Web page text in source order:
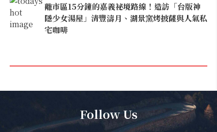
離市區15分鐘的嘉義祕境路線！造訪「台版神
隱少女湯屋」清豐濤月、湖景窯烤披薩與人氣私
宅咖啡
Follow Us